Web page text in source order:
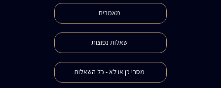
מאמרים
שאלות נפוצות
מסרי כן או לא - כל השאלות